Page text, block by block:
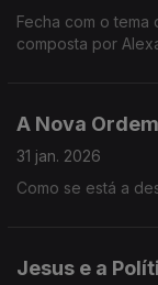
Fecha com o tema
composta por
A Nova
31 jan. 2026
Como se está a
Jesus e a